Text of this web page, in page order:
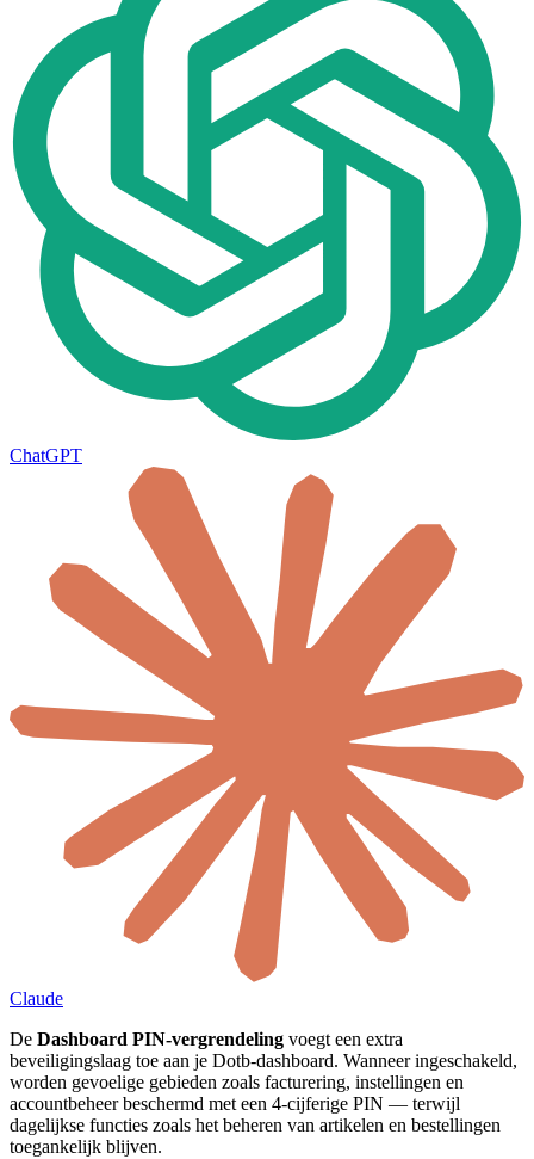
ChatGPT
Claude
De Dashboard PIN-vergrendeling voegt een extra
beveiligingslaag toe aan je Dotb-dashboard. Wanneer ingeschakeld,
worden gevoelige gebieden zoals facturering, instellingen en
accountbeheer beschermd met een 4-cijferige PIN — terwijl
dagelijkse functies zoals het beheren van artikelen en bestellingen
toegankelijk blijven.